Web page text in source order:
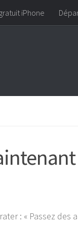
iPhone
: « Passez des